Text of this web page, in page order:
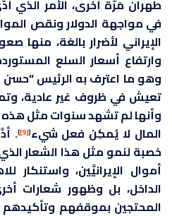
طهران مَرَّة أخرى، الأمر الذي
في مواجهة الدولار ونقص
الإيراني لأضرار بالغة، منها
وارتفاع أسعار السلع
وهو ما اعترف به الرئيس “حسن
تعيش في ظروف غير عادية،
وأنها لم تشهد سنوات مثل هذه
المال لا يُمكِن فعل شيء(
[9]
)
.
خصبة لنمو مثل هذا الشعار
أموال الإيرانيَّين، واستنكار
الداخل، بل وظهور شعارات
المحتجين بموقفهم وتأكيدهم